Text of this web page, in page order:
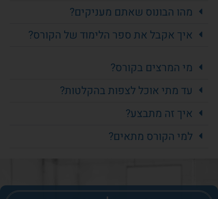
מהו הבונוס שאתם מעניקים?
איך אקבל את ספר הלימוד של הקורס?
מי המרצים בקורס?
עד מתי אוכל לצפות בהקלטות?
איך זה מתבצע?
למי הקורס מתאים?